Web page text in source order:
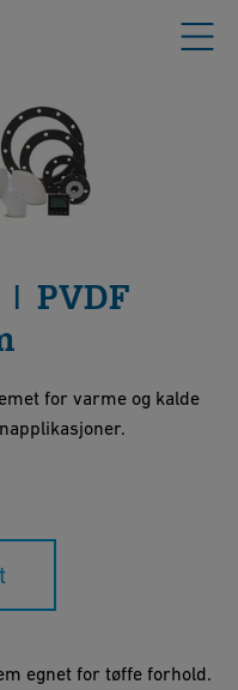
| PVDF
for varme og kalde
egnet for tøffe forhold.